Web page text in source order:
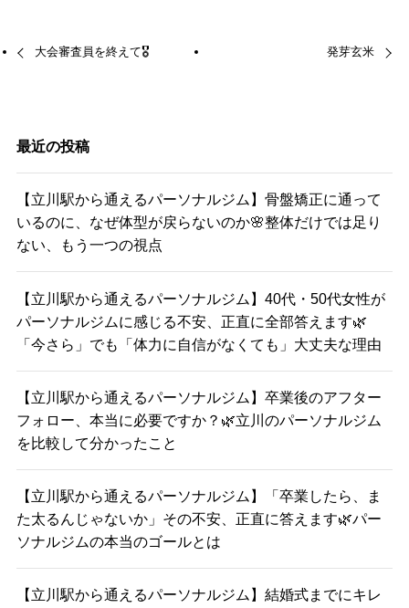
大会審査員を終えて🎖 発芽玄米
最近の投稿
【立川駅から通えるパーソナルジム】骨盤矯正に通って
いるのに、なぜ体型が戻らないのか🌸整体だけでは足り
ない、もう一つの視点
【立川駅から通えるパーソナルジム】40代・50代女性が
パーソナルジムに感じる不安、正直に全部答えます🌿
「今さら」でも「体力に自信がなくても」大丈夫な理由
【立川駅から通えるパーソナルジム】卒業後のアフター
フォロー、本当に必要ですか？🌿立川のパーソナルジム
を比較して分かったこと
【立川駅から通えるパーソナルジム】「卒業したら、ま
た太るんじゃないか」その不安、正直に答えます🌿パー
ソナルジムの本当のゴールとは
【立川駅から通えるパーソナルジム】結婚式までにキレ